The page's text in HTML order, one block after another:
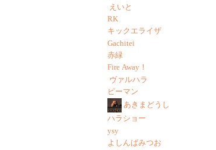
えいと
RK
キックエライザ
Gachitei
赤緑
Fire Away！
ヴァルハラ
ピーマン
あきまどうし
ハラショー
ysy
よしんばみつお